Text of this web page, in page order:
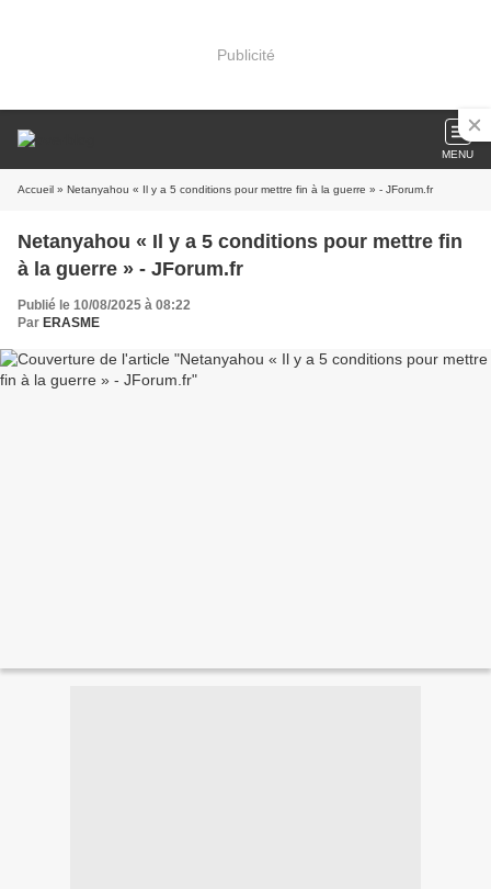
Publicité
MENU
Accueil » Netanyahou « Il y a 5 conditions pour mettre fin à la guerre » - JForum.fr
Netanyahou « Il y a 5 conditions pour mettre fin
à la guerre » - JForum.fr
Publié le 10/08/2025 à 08:22
Par ERASME